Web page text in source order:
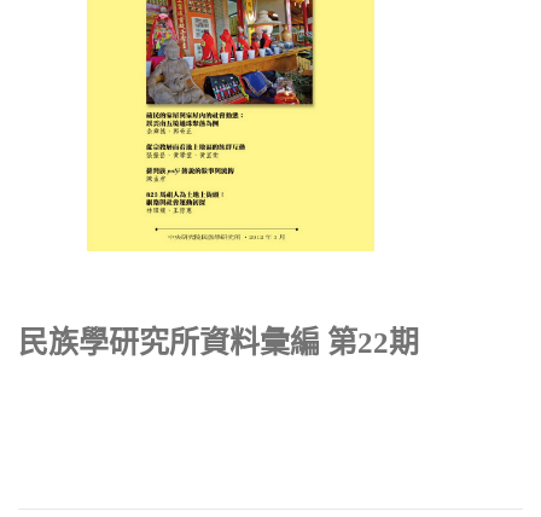
民族學研究所資料彙編 第22期